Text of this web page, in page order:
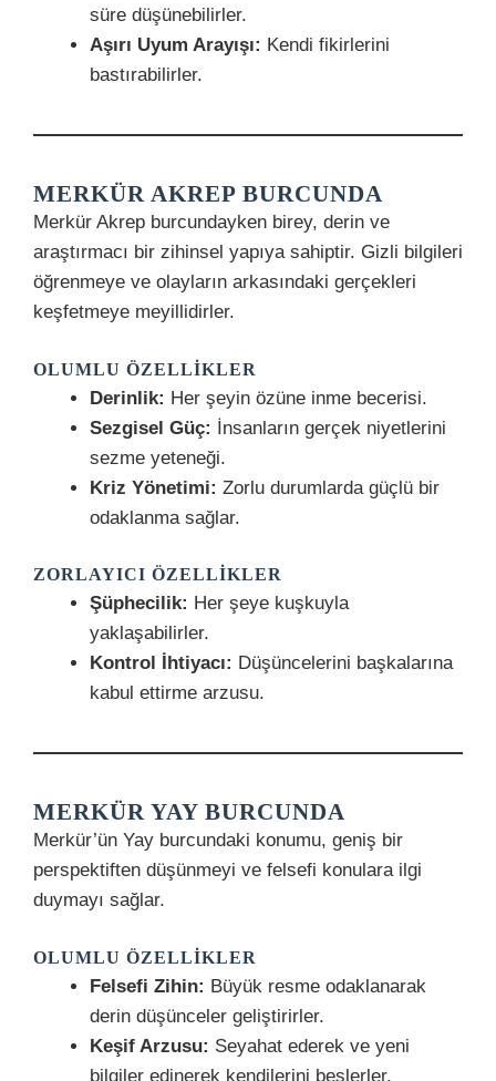
süre düşünebilirler.
Aşırı Uyum Arayışı: Kendi fikirlerini
bastırabilirler.
MERKÜR AKREP BURCUNDA
Merkür Akrep burcundayken birey, derin ve
araştırmacı bir zihinsel yapıya sahiptir. Gizli bilgileri
öğrenmeye ve olayların arkasındaki gerçekleri
keşfetmeye meyillidirler.
OLUMLU ÖZELLIKLER
Derinlik: Her şeyin özüne inme becerisi.
Sezgisel Güç: İnsanların gerçek niyetlerini
sezme yeteneği.
Kriz Yönetimi: Zorlu durumlarda güçlü bir
odaklanma sağlar.
ZORLAYICI ÖZELLIKLER
Şüphecilik: Her şeye kuşkuyla
yaklaşabilirler.
Kontrol İhtiyacı: Düşüncelerini başkalarına
kabul ettirme arzusu.
MERKÜR YAY BURCUNDA
Merkür’ün Yay burcundaki konumu, geniş bir
perspektiften düşünmeyi ve felsefi konulara ilgi
duymayı sağlar.
OLUMLU ÖZELLIKLER
Felsefi Zihin: Büyük resme odaklanarak
derin düşünceler geliştirirler.
Keşif Arzusu: Seyahat ederek ve yeni
bilgiler edinerek kendilerini beslerler.